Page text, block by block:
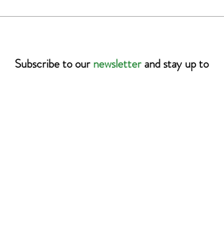
Subscribe to our newsletterand stay up to